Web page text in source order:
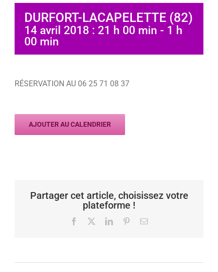
DURFORT-LACAPELETTE (82)
14 avril 2018 : 21 h 00 min - 1 h
00 min
RÉSERVATION AU 06 25 71 08 37
AJOUTER AU CALENDRIER
Partager cet article, choisissez votre
plateforme !
Facebook LinkedInPinterestEmail